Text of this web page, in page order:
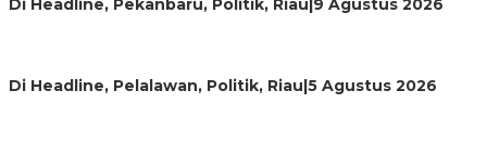
Di Headline, Pekanbaru, Politik, Riau|9 Agustus 2026
Di Headline, Pelalawan, Politik, Riau|5 Agustus 2026